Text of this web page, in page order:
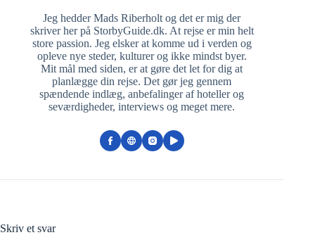
Jeg hedder Mads Riberholt og det er mig der
skriver her på StorbyGuide.dk. At rejse er min helt
store passion. Jeg elsker at komme ud i verden og
opleve nye steder, kulturer og ikke mindst byer.
Mit mål med siden, er at gøre det let for dig at
planlægge din rejse. Det gør jeg gennem
spændende indlæg, anbefalinger af hoteller og
seværdigheder, interviews og meget mere.
Skriv et svar